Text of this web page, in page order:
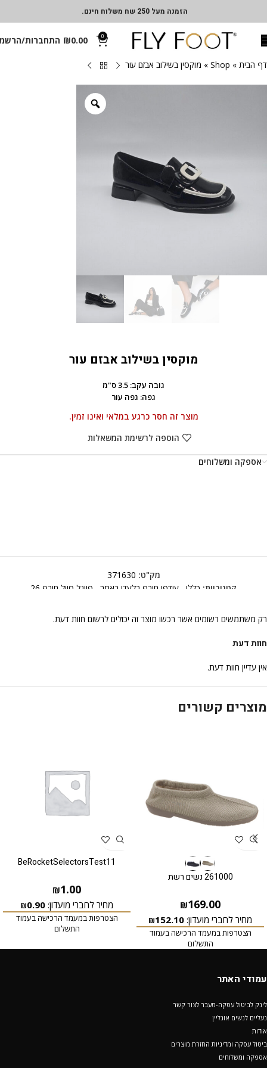
הזמנה מעל 250 שח משלוח חינם.
0
₪0.00 התחברות/
דף הבית »
Shop
» מוקסין בשילוב אבזם עור
מוקסין בשילוב אבזם עור
גובה עקב: 3.5 ס"מ
גפה: גפה עור
מוצר זה חסר כרגע במלאי ואינו זמין.
הוספה לרשימת המשאלות
אספקה ומשלוחים
מק"ט: 371630
קטגוריות: כללי עודפי חורף בלעדי באתר פיינל סייל חורף 26
חוות דעת
אין עדיין חוות דעת.
רק משתמשים רשומים אשר רכשו מוצר זה יכולים לרשום חוות דעת.
מוצרים קשורים
261000 נשים רשת
₪169.00
מחיר לחברי מועדון: ₪152.10
הצטרפות במעמד הרכישה בעמוד
התשלום
BeRocketSelectorsTest11
₪1.00
מחיר לחברי מועדון: ₪0.90
הצטרפות במעמד הרכישה בעמוד
התשלום
עמודי האתר
לינק לביטול עסקה-מעבר לצור קשר
נעליים לנשים אונליין
אודות
ביטול עסקה ומדיניות החזרת מוצרים
אספקה ומשלוחים